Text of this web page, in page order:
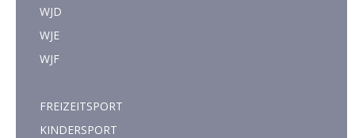
WJD
WJE
WJF
FREIZEITSPORT
KINDERSPORT